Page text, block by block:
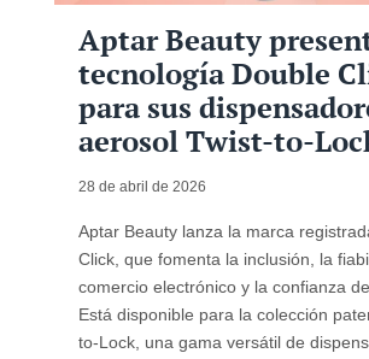
Aptar Beauty
tecnología Double
para sus
aerosol Twist-to-
28 de abril de 2026
Aptar Beauty lanza la marca
Click, que fomenta la inclusión, la
comercio electrónico y la confianza
Está disponible para la colección
to-Lock, una gama versátil de